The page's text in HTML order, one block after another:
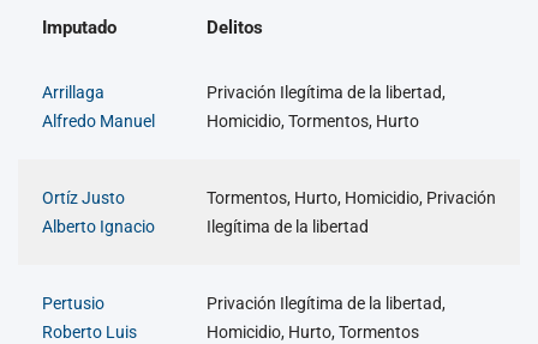
Imputado Delitos
Arrillaga
Alfredo Manuel
Privación Ilegítima de la libertad,
Homicidio, Tormentos, Hurto
Ortíz Justo
Alberto Ignacio
Tormentos, Hurto, Homicidio, Privación
Ilegítima de la libertad
Pertusio
Roberto Luis
Privación Ilegítima de la libertad,
Homicidio, Hurto, Tormentos